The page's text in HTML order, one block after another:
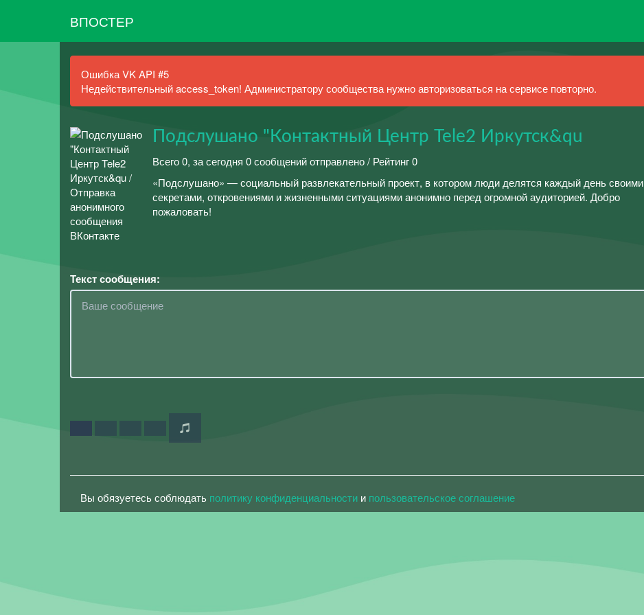
ВПОСТЕР
Ошибка VK API #5
Недействительный access_token! Администратору сообщества нужно авторизоваться на сервисе повторно.
Подслушано "Контактный Центр Tele2 Иркутск&qu
Всего 0, за сегодня 0 сообщений отправлено / Рейтинг 0
«Подслушано» — социальный развлекательный проект, в котором люди делятся каждый день своими
секретами, откровениями и жизненными ситуациями анонимно перед огромной аудиторией. Добро
пожаловать!
Текст сообщения:
Вы обязуетесь соблюдать политику конфиденциальности и пользовательское соглашение